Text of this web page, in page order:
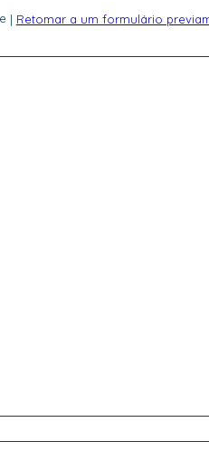
| Retomar a um formulário